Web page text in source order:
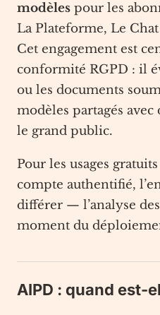
modèles pour les
La Plateforme, Le
Cet engagement est
conformité RGPD : il
ou les documents
modèles partagés avec
le grand public.
Pour les usages
compte authentifié,
différer — l’analyse
moment du
AIPD : quand est-